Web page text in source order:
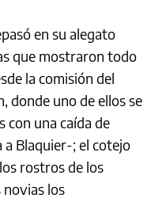
en su alegato
que mostraron todo
la comisión del
donde uno de ellos se
con una caída de
Blaquier-; el cotejo
rostros de los
novias los